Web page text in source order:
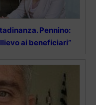
Pennino:
ai beneficiari”